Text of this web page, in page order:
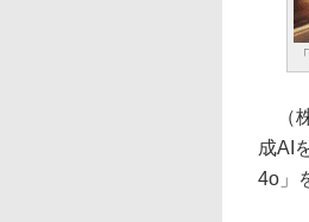
（
成AI
4o」